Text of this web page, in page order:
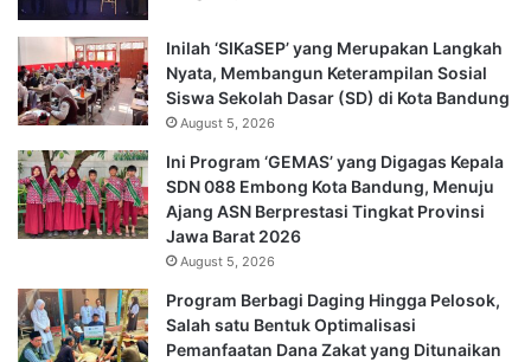
Inilah ‘SIKaSEP’ yang Merupakan Langkah
Nyata, Membangun Keterampilan Sosial
Siswa Sekolah Dasar (SD) di Kota Bandung
August 5, 2026
Ini Program ‘GEMAS’ yang Digagas Kepala
SDN 088 Embong Kota Bandung, Menuju
Ajang ASN Berprestasi Tingkat Provinsi
Jawa Barat 2026
August 5, 2026
Program Berbagi Daging Hingga Pelosok,
Salah satu Bentuk Optimalisasi
Pemanfaatan Dana Zakat yang Ditunaikan